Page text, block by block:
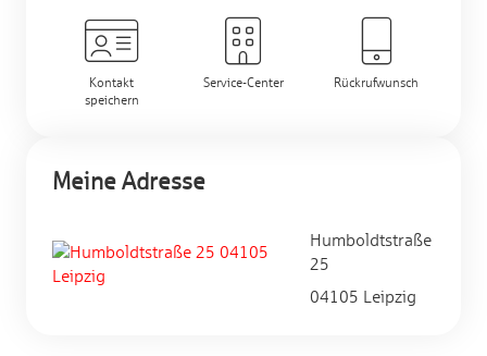
Kontakt
speichern
Service-Center Rückrufwunsch
Meine Adresse
Humboldtstraße
25
04105 Leipzig